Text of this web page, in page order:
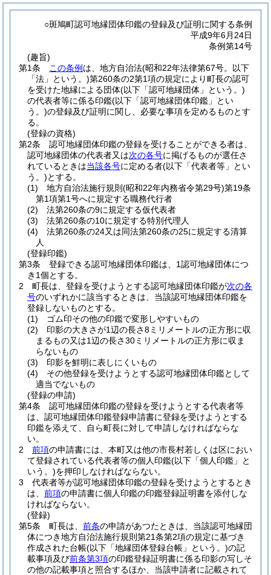
○斑鳩町認可地縁団体印鑑の登録及び証明に関する条例
平成9年6月24日
条例第14号
(趣旨)
第1条
この条例 は、地方自治法(昭和22年法律第67号。以下
「法」という。)第260条の2第1項の規定により町長の認可
を受けた地縁による団体(以下「認可地縁団体」という。)
の代表者等に係る印鑑(以下「認可地縁団体印鑑」とい
う。)の登録及び証明に関し、必要な事項を定めるものとす
る。
(登録の資格)
第2条
認可地縁団体印鑑の登録を受けることができる者は、
認可地縁団体の代表者又は次の各号に掲げるものが選任さ
れているときは当該各号に定める者(以下「代表者等」とい
う。)とする。
(1)
地方自治法施行規則 (昭和22年内務省令第29号)第19条
第1項第1号へに規定する職務代行者
(2)
法第260条の9に規定する仮代表者
(3)
法第260条の10に規定する特別代理人
(4)
法第260条の24又は同法第260条の25に規定する清算
人
(登録印鑑)
第3条
登録できる認可地縁団体印鑑は、1認可地縁団体につ
き1個とする。
2
町長は、登録を受けようとする認可地縁団体印鑑が次の各
号のいずれかに該当するときは、当該認可地縁団体印鑑を
登録しないものとする。
(1)
ゴム印その他の印鑑で変形しやすいもの
(2)
印影の大きさが1辺の長さ8ミリメートルの正方形に収
まるもの又は1辺の長さ30ミリメートルの正方形に収ま
らないもの
(3)
印影を鮮明に表しにくいもの
(4)
その他登録を受けようとする認可地縁団体印鑑として
適当でないもの
(登録の申請)
第4条
認可地縁団体印鑑の登録を受けようとする代表者等
は、認可地縁団体印鑑登録申請書に登録を受けようとする
印鑑を添えて、自ら町長に対して申請しなければならな
い。
2
前項の申請書には、本町又は他の市長村若しくは区におい
て登録されている代表者等の個人印鑑(以下「個人印鑑」と
いう。)を押印しなければならない。
3
代表者等が認可地縁団体印鑑の登録を受けようとするとき
は、 前項の申請書に個人印鑑の印鑑登録証明書を添付しな
ければならない。
(登録)
第5条
町長は、 前条の申請があつたときは、当該認可地縁団
体につき地方自治法施行規則第21条第2項の規定に基づき
作成された台帳(以下「地縁団体登録台帳」という。)の記
載事項及び前条第3項の印鑑登録証明書に係る印影の写しそ
の他の記載事項と照合するほか、当該申請者に記載されて